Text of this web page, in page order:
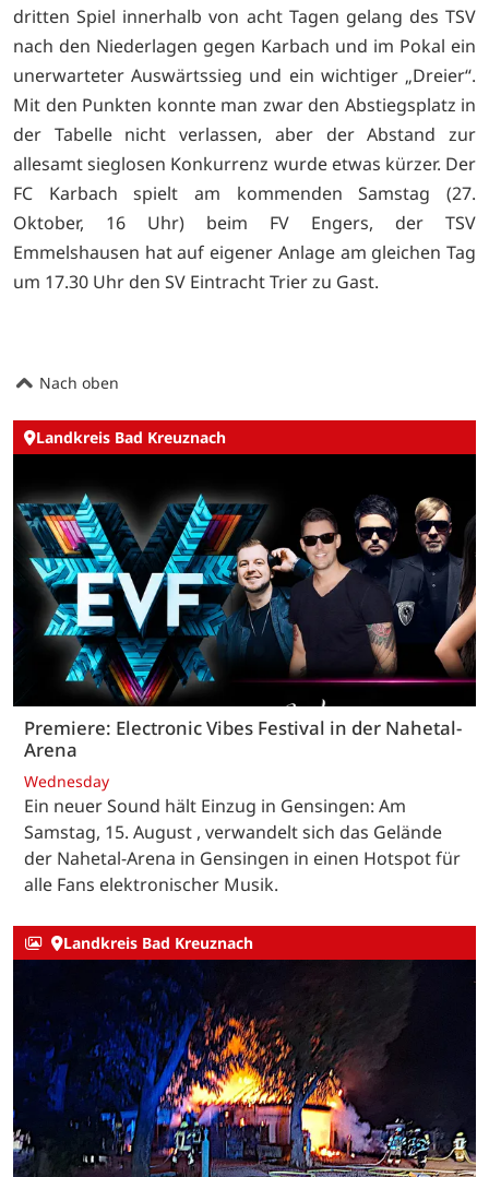
dritten Spiel innerhalb von acht Tagen gelang des TSV
nach den Niederlagen gegen Karbach und im Pokal ein
unerwarteter Auswärtssieg und ein wichtiger „Dreier“.
Mit den Punkten konnte man zwar den Abstiegsplatz in
der Tabelle nicht verlassen, aber der Abstand zur
allesamt sieglosen Konkurrenz wurde etwas kürzer. Der
FC Karbach spielt am kommenden Samstag (27.
Oktober, 16 Uhr) beim FV Engers, der TSV
Emmelshausen hat auf eigener Anlage am gleichen Tag
um 17.30 Uhr den SV Eintracht Trier zu Gast.
Nach oben
Landkreis Bad Kreuznach
Premiere: Electronic Vibes Festival in der Nahetal-
Arena
Wednesday
Ein neuer Sound hält Einzug in Gensingen: Am
Samstag, 15. August , verwandelt sich das Gelände
der Nahetal-Arena in Gensingen in einen Hotspot für
alle Fans elektronischer Musik.
Landkreis Bad Kreuznach